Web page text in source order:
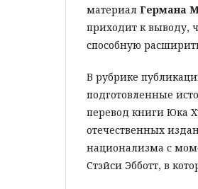
материал Германа
приходит к выводу,
способную
В рубрике
подготовленные
перевод книги Юка
отечественных
национализма с
Стэйси Эбботт, в